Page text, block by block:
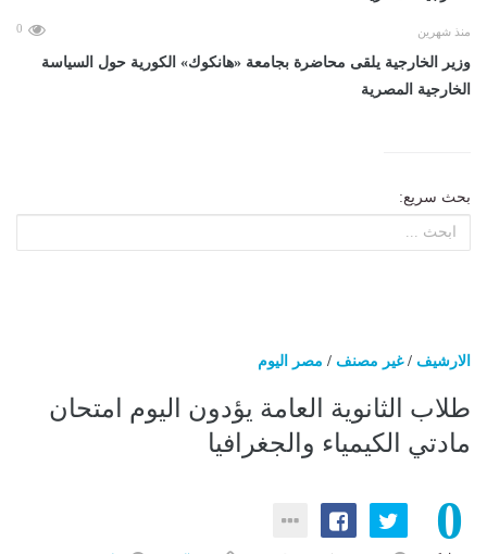
منذ شهرين 0
وزير الخارجية يلقى محاضرة بجامعة «هانكوك» الكورية حول السياسة
الخارجية المصرية
بحث سريع:
الارشيف /غير مصنف / مصر اليوم
طلاب الثانوية العامة يؤدون اليوم امتحان
مادتي الكيمياء والجغرافيا
0